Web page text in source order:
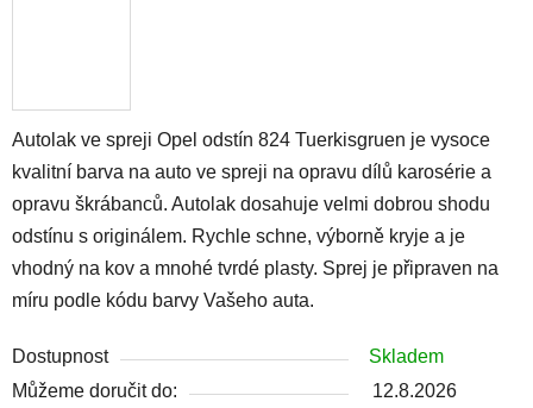
Autolak ve spreji Opel odstín 824 Tuerkisgruen je vysoce
kvalitní barva na auto ve spreji na opravu dílů karosérie a
opravu škrábanců. Autolak dosahuje velmi dobrou shodu
odstínu s originálem. Rychle schne, výborně kryje a je
vhodný na kov a mnohé tvrdé plasty. Sprej je připraven na
míru podle kódu barvy Vašeho auta.
Dostupnost
Skladem
Můžeme doručit do:
12.8.2026